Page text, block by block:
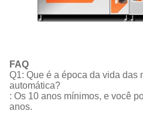
FAQ
Q1: Que é a época da vida das
automática?
: Os 10 anos mínimos, e você
anos.